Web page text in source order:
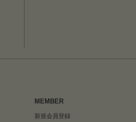
MEMBER
新規会員登録